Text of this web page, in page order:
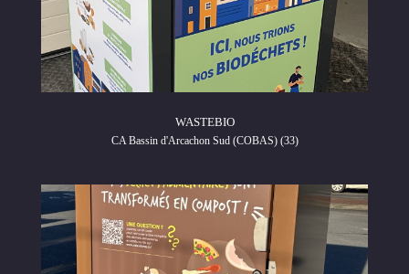
WASTEBIO
CA Bassin d'Arcachon Sud (COBAS) (33)